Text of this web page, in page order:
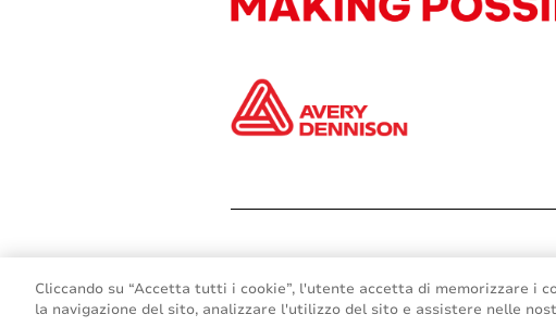
Cliccando su “Accetta tutti i cookie”, l'utente accetta di memorizzare i
la navigazione del sito, analizzare l'utilizzo del sito e assistere nelle